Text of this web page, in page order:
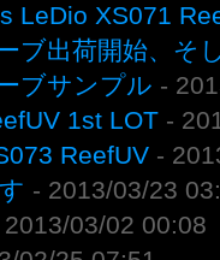
LeDio XS071
ブ出荷開始、そ
ブサンプル -
1st LOT -
ReefUV -
- 2013/03/23
2013/03/02 00:08